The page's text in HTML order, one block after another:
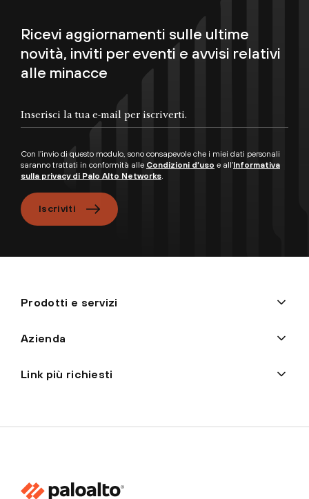
Ricevi aggiornamenti sulle ultime
novità, inviti per eventi e avvisi relativi
alle minacce
Con l’invio di questo modulo, sono consapevole che i miei dati personali
saranno trattati in conformità alle Condizioni d’uso e all’Informativa
sulla privacy di Palo Alto Networks.
Iscriviti
Prodotti e servizi
Azienda
Link più richiesti